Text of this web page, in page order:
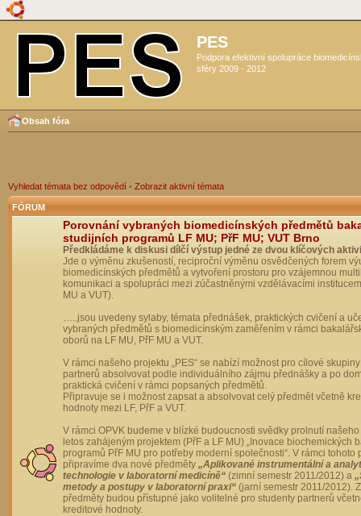
PES
Podpora efektivní spolupráce
sféry 2009 - 2012
Obsah fóra
Vyhledat témata bez odpovědí • Zobrazit aktivní témata
FÓRUM
Porovnání vybraných biomedicínských předmětů
studijních programů LF MU; PřF MU; VUT Brno
Předkládáme k diskusi dílčí výstup jedné ze dvou klíčových
Jde o výměnu zkušeností, reciproční výměnu osvědčených forem
biomedicínských předmětů a vytvoření prostoru pro vzájemnou
komunikaci a spolupráci mezi zúčastněnými vzdělávacími
MU a VUT).
…..jsou uvedeny sylaby, témata přednášek, praktických cvičení a
vybraných předmětů s biomedicínským zaměřením v rámci
oborů na LF MU, PřF MU a VUT.
V rámci našeho projektu „PES“ se nabízí možnost pro cílové
partnerů absolvovat podle individuálního zájmu přednášky a po
praktická cvičení v rámci popsaných předmětů.
Připravuje se i možnost zapsat a absolvovat celý předmět včetně
hodnoty mezi LF, PřF a VUT.
V rámci OPVK budeme v blízké budoucnosti svědky prolnutí
letos zahájeným projektem (PřF a LF MU) „Inovace biochemických
programů PřF MU pro potřeby moderní společnosti“. V rámci tohoto
připravíme dva nové předměty „Aplikované instrumentální a
technologie v laboratorní medicíně“ (zimní semestr 2011/2012) a
metody a postupy v laboratorní praxi“ (jarní semestr 2011/2012).
předměty budou přístupné jako volitelné pro studenty partnerů
kreditové hodnoty.